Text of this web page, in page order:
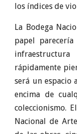
los índices de
La Bodega
papel
rápidamente
será un
encima de
coleccionismo.
Nacional de